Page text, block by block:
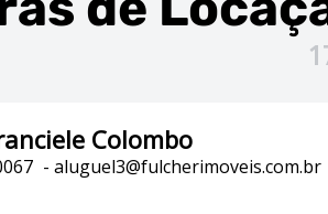
Colombo
- aluguel3@fulcherimoveis.com.br